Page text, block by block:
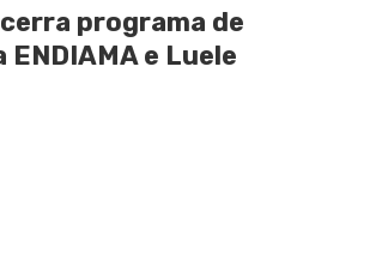
programa de
e Luele